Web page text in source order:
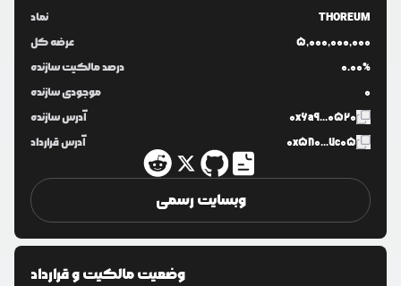
نماد
THOREUM
عرضه کل
5,000,000,000
درصد مالکیت سازنده
0.00%
موجودی سازنده
0
آدرس سازنده
0x6a9...0520
آدرس قرارداد
0x580...7c05
وبسایت رسمی
وضعیت مالکیت و قرارداد